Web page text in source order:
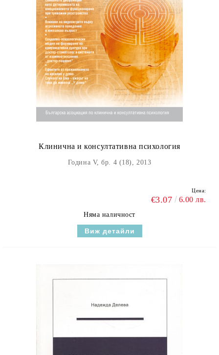
Клинична и консултативна психология
Година V, бр. 4 (18), 2013
Цена:
€3.07 6.00 лв.
Няма наличност
Виж детайли